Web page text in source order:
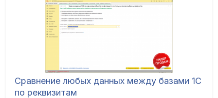
Сравнение любых данных между базами 1С
по реквизитам